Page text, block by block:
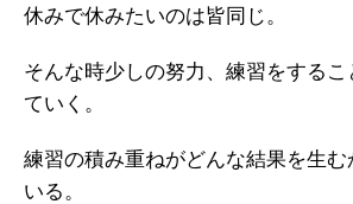
休みで休みたいのは皆同じ。
そんな時少しの努力、練習をする
ていく。
練習の積み重ねがどんな結果を生む
いる。